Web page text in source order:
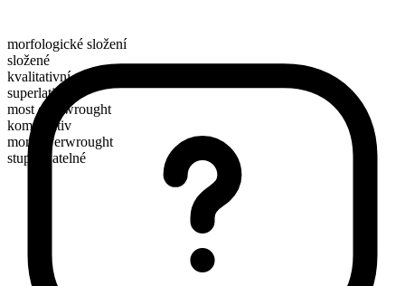
morfologické složení
složené
kvalitativní
superlativ
most overwrought
komparativ
more overwrought
stupňovatelné